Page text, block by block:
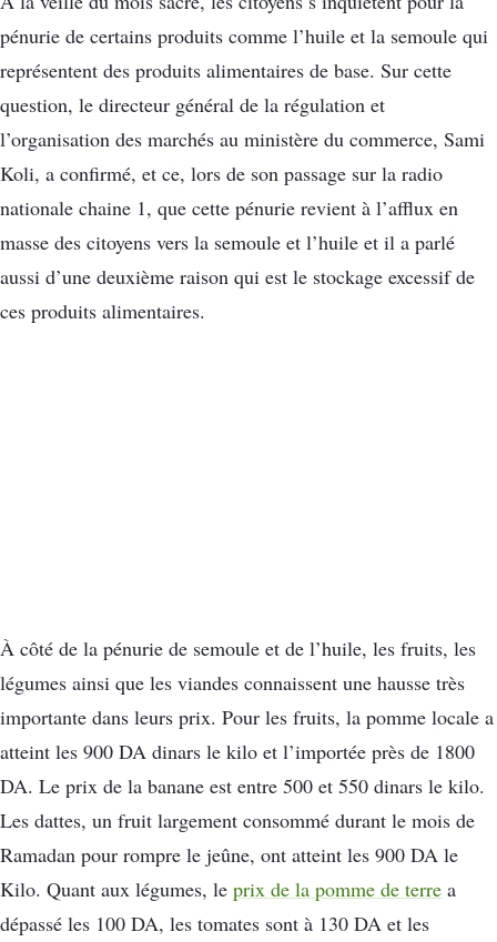
pénurie de certains produits comme l’huile et la semoule qui
représentent des produits alimentaires de base. Sur cette
question, le directeur général de la régulation et
l’organisation des marchés au ministère du commerce, Sami
Koli, a confirmé, et ce, lors de son passage sur la radio
nationale chaine 1, que cette pénurie revient à l’afflux en
masse des citoyens vers la semoule et l’huile et il a parlé
aussi d’une deuxième raison qui est le stockage excessif de
ces produits alimentaires.
À côté de la pénurie de semoule et de l’huile, les fruits, les
légumes ainsi que les viandes connaissent une hausse très
importante dans leurs prix. Pour les fruits, la pomme locale a
atteint les 900 DA dinars le kilo et l’importée près de 1800
DA. Le prix de la banane est entre 500 et 550 dinars le kilo.
Les dattes, un fruit largement consommé durant le mois de
Ramadan pour rompre le jeûne, ont atteint les 900 DA le
Kilo. Quant aux légumes, le prix de la pomme de terre a
dépassé les 100 DA, les tomates sont à 130 DA et les